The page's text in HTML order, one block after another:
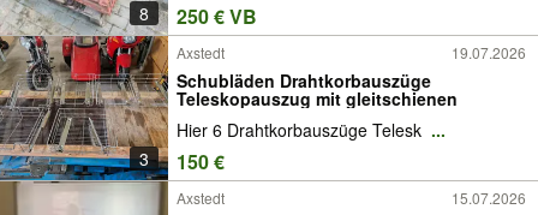
8 250 € VB
3
Axstedt 19.07.2026
Schubläden Drahtkorbauszüge
Teleskopauszug mit gleitschienen
Hier 6 Drahtkorbauszüge Telesk ...
150 €
Axstedt 15.07.2026